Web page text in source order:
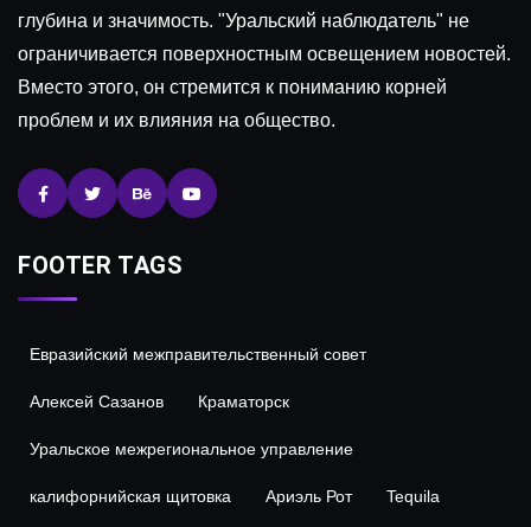
глубина и значимость. "Уральский наблюдатель" не
ограничивается поверхностным освещением новостей.
Вместо этого, он стремится к пониманию корней
проблем и их влияния на общество.
FOOTER TAGS
Евразийский межправительственный совет
Алексей Сазанов Краматорск
Уральское межрегиональное управление
калифорнийская щитовка Ариэль Рот Tequila